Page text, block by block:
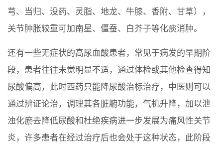
芎、当归、没药、灵脂、地龙、牛膝、香附、甘草），
关节肿胀较重可加南星、僵蚕、白芥子等化痰消肿。
还有一些无症状的高尿血酸患者，常见于病发的早期阶
段，患者往往未觉明显不适，通过体检或其他检查得知
尿酸偏高，此时西药只能降尿酸治标治疗，中医则可以
通过辨证论治，调理其各脏腑功能，气机升降，加以泄
浊化瘀去降低尿酸和杜绝疾病进一步发展为痛风性关节
炎，许多患者在经过治疗后也会处于这种状态，此阶段